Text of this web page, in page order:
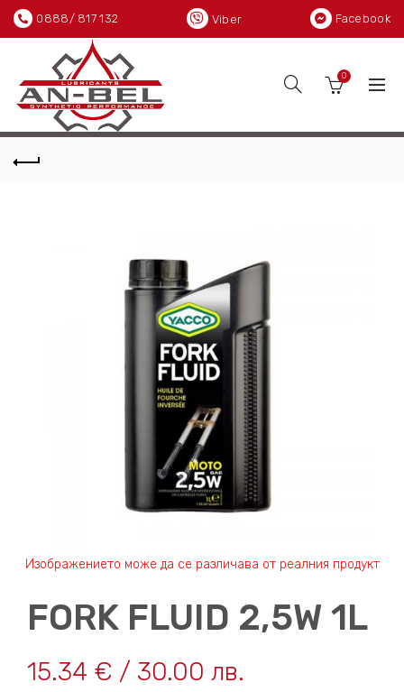
0888/ 817 132 Viber Facebook
0
FORK FLUID 2,5W 1L
15.34 € / 30.00 лв.